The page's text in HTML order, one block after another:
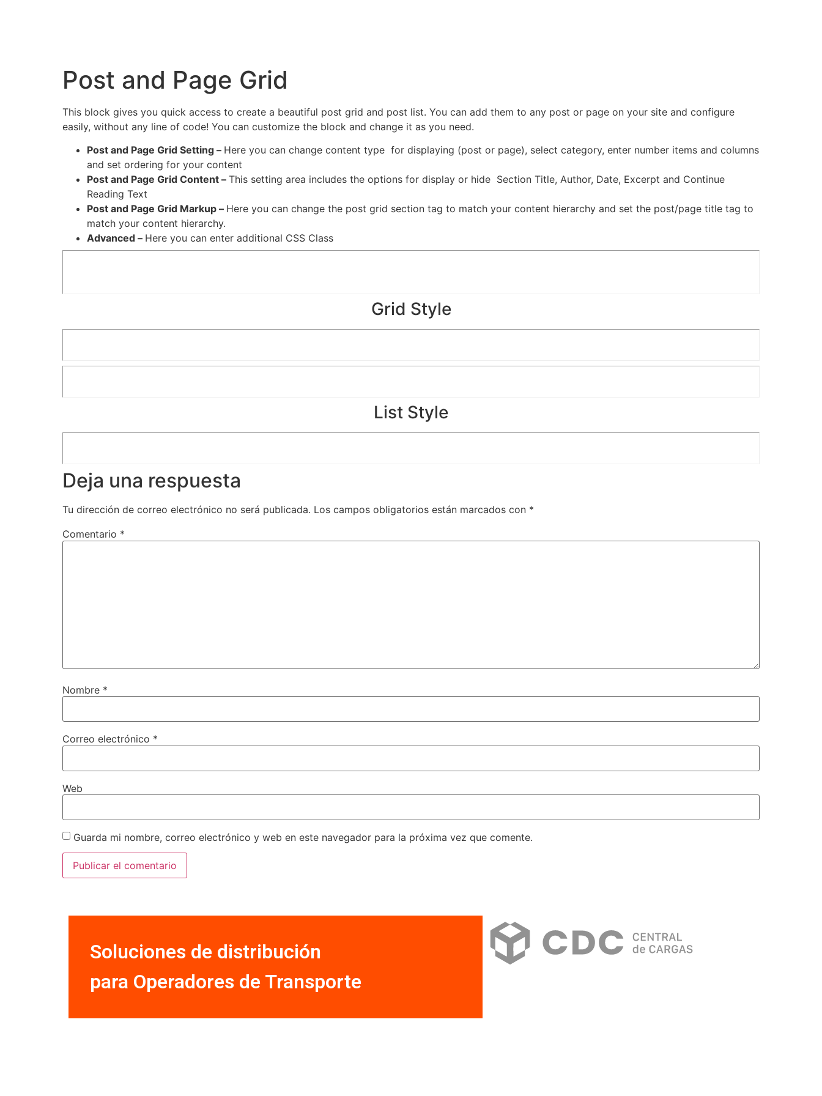
Post and Page Grid
This block gives you quick access to create a beautiful post grid and post list. You can add them to any post or page on your site and configure
easily, without any line of code! You can customize the block and change it as you need.
Post and Page Grid Setting – Here you can change content type for displaying (post or page), select category, enter number items and columns
and set ordering for your content
Post and Page Grid Content – This setting area includes the options for display or hide Section Title, Author, Date, Excerpt and Continue
Reading Text
Post and Page Grid Markup – Here you can change the post grid section tag to match your content hierarchy and set the post/page title tag to
match your content hierarchy.
Advanced – Here you can enter additional CSS Class
Grid Style
List Style
Deja una respuesta
Tu dirección de correo electrónico no será publicada. Los campos obligatorios están marcados con *
Comentario *
Nombre *
Correo electrónico *
Web
Guarda mi nombre, correo electrónico y web en este navegador para la próxima vez que comente.
Soluciones de distribución
para Operadores de Transporte